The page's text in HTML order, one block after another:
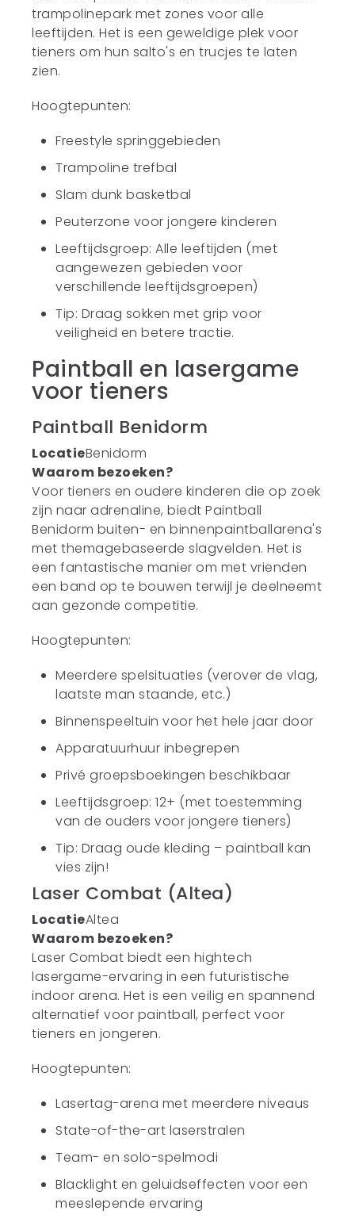
trampolinepark met zones voor alle
leeftijden. Het is een geweldige plek voor
tieners om hun salto's en trucjes te laten
zien.
Hoogtepunten:
Freestyle springgebieden
Trampoline trefbal
Slam dunk basketbal
Peuterzone voor jongere kinderen
Leeftijdsgroep: Alle leeftijden (met
aangewezen gebieden voor
verschillende leeftijdsgroepen)
Tip: Draag sokken met grip voor
veiligheid en betere tractie.
Paintball en lasergame
voor tieners
Paintball Benidorm
LocatieBenidorm
Waarom bezoeken?
Voor tieners en oudere kinderen die op zoek
zijn naar adrenaline, biedt Paintball
Benidorm buiten- en binnenpaintballarena's
met themagebaseerde slagvelden. Het is
een fantastische manier om met vrienden
een band op te bouwen terwijl je deelneemt
aan gezonde competitie.
Hoogtepunten:
Meerdere spelsituaties (verover de vlag,
laatste man staande, etc.)
Binnenspeeltuin voor het hele jaar door
Apparatuurhuur inbegrepen
Privé groepsboekingen beschikbaar
Leeftijdsgroep: 12+ (met toestemming
van de ouders voor jongere tieners)
Tip: Draag oude kleding – paintball kan
vies zijn!
Laser Combat (Altea)
LocatieAltea
Waarom bezoeken?
Laser Combat biedt een hightech
lasergame-ervaring in een futuristische
indoor arena. Het is een veilig en spannend
alternatief voor paintball, perfect voor
tieners en jongeren.
Hoogtepunten:
Lasertag-arena met meerdere niveaus
State-of-the-art laserstralen
Team- en solo-spelmodi
Blacklight en geluidseffecten voor een
meeslepende ervaring